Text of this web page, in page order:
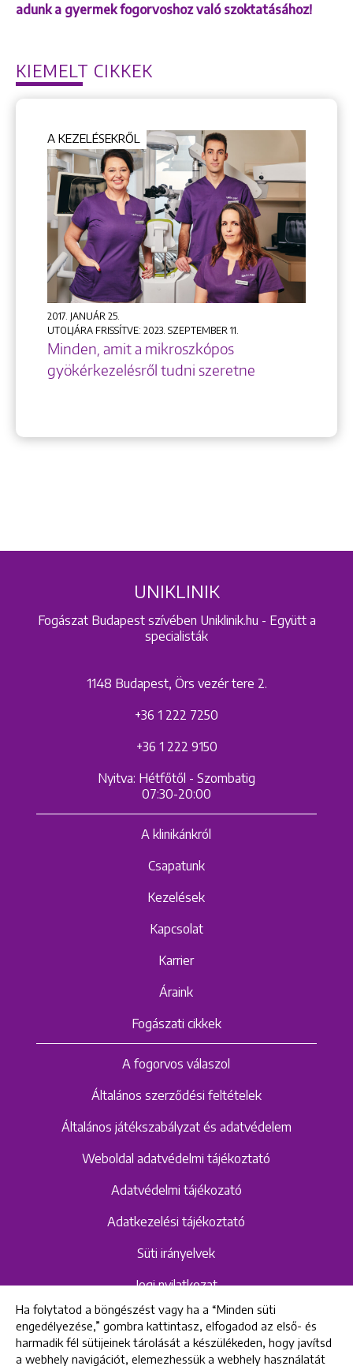
adunk a gyermek fogorvoshoz való szoktatásához!
KIEMELT CIKKEK
A KEZELÉSEKRŐL
2017. JANUÁR 25.
UTOLJÁRA FRISSÍTVE: 2023. SZEPTEMBER 11.
Minden, amit a mikroszkópos
gyökérkezelésről tudni szeretne
UNIKLINIK
Fogászat Budapest szívében Uniklinik.hu - Együtt a
specialisták
1148 Budapest, Örs vezér tere 2.
+36 1 222 7250
+36 1 222 9150
Nyitva: Hétfőtől - Szombatig
07:30-20:00
A klinikánkról
Csapatunk
Kezelések
Kapcsolat
Karrier
Áraink
Fogászati cikkek
A fogorvos válaszol
Általános szerződési feltételek
Általános játékszabályzat és adatvédelem
Weboldal adatvédelmi tájékoztató
Adatvédelmi tájékozató
Adatkezelési tájékoztató
Süti irányelvek
Jogi nyilatkozat
Hangrögzítéshez kapcsolódó adatvédelmi
szabályzat és tájékoztató
Ha folytatod a böngészést vagy ha a “Minden süti
engedélyezése,” gombra kattintasz, elfogadod az első- és
harmadik fél sütijeinek tárolását a készülékeden, hogy javítsd
a webhely navigációt, elemezhessük a webhely használatát